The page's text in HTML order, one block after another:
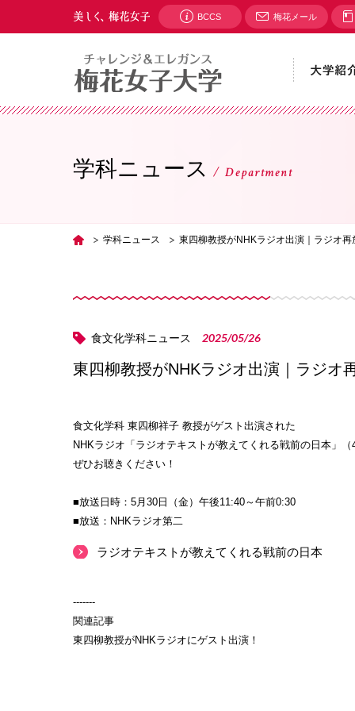
BCCS 梅花メール
学科ニュース Department
TOP 学科ニュース 東四柳教授がNHKラジオ出演｜ラジオ再
食文化学科ニュース 2025/05/26
東四柳教授がNHKラジオ出演｜ラジオ
食文化学科 東四柳祥子 教授がゲスト出演された
NHKラジオ「ラジオテキストが教えてくれる戦前の日本」
ぜひお聴きください！
■放送日時：5月30日（金）午後11:40～午前0:30
■放送：NHKラジオ第二
ラジオテキストが教えてくれる戦前の日本
-------
関連記事
東四柳教授がNHKラジオにゲスト出演！